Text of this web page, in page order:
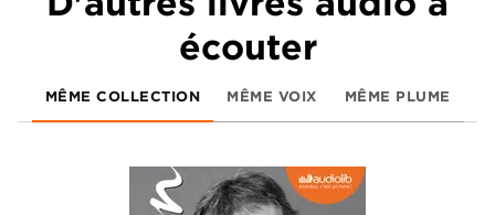
écouter
MÊME COLLECTION MÊME VOIX MÊME PLUME